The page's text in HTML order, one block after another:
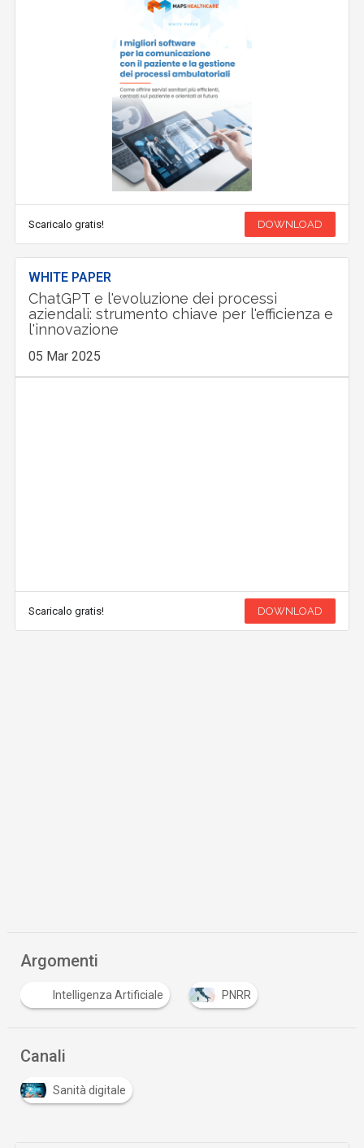
Scaricalo gratis! DOWNLOAD
WHITE PAPER
ChatGPT e l'evoluzione dei processi
aziendali: strumento chiave per l'efficienza e
l'innovazione
05 Mar 2025
Scaricalo gratis! DOWNLOAD
Argomenti
Intelligenza Artificiale PNRR
Canali
Sanità digitale